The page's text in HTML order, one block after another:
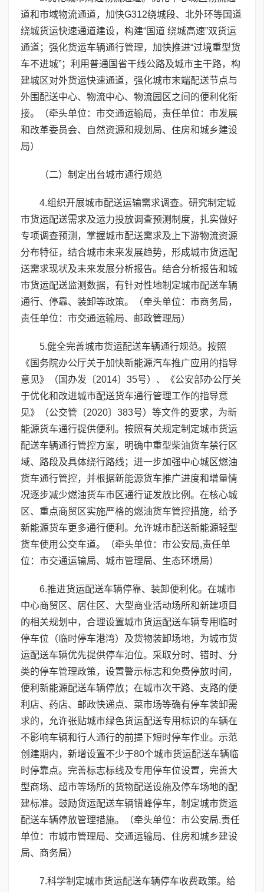
道和市域物流通道，加快G312绕城段、北外环等国道
绕城货运快速通道建设，构建“国道 绕城高速”双货运
通道；强化货运车辆通行管理，加快推进“过境重型货
车不进城”；利用普通国省干线公路及城市主干路，构
建城区对外货运快速通道，强化城市末端配送节点与
外围配送中心、物流中心、物流园区之间的便利化衔
接。（牵头单位：市交通运输局，责任单位：市发展
和改革委员会、自然资源和规划局、住房和城乡建设
局）
（二）制定出台城市通行规范
4.组织开展城市配送运输需求调查。研究制定城
市货运配送需求及运力投放调查预测制度，扎实做好
专项调查预测，掌握城市配送需求及上下游物流资源
分布特征，结合城市未来发展趋势，形成城市货运配
送需求现状及未来发展分析报告。结合分析报告和城
市货运配送监测数据，有针对性地制定城市配送车辆
通行、停靠、装卸等政策。（牵头单位：市商务局，
责任单位：市交通运输局、邮政管理局）
5.健全完善城市货运配送车辆通行规范。按照
《国务院办公厅关于加快新能源汽车推广应用的指导
意见》（国办发〔2014〕35号）、《公安部办公厅关
于优化和改进城市配送货车通行管理工作的指导意
见》（公交管〔2020〕383号）等文件的要求，为新
能源货车通行提供便利。按照有关规定制定城市货运
配送车辆通行管控方案，明确中重型柴油货车禁行区
域、路段及具体绕行路线；进一步加强中心城区燃油
货车通行管控，并根据新能源货车推广进度和增量情
况逐步减少燃油货车市区通行证发放比例。在核心城
区、重点商贸区实施严格的燃油货车管控措施，给予
新能源货车更多通行便利。允许城市配送新能源轻型
货车使用公交车道。（牵头单位：市公安局,责任单
位：市交通运输局、城市管理局、生态环境局）
6.推进货运配送车辆停靠、装卸便利化。在城市
中心商贸区、居住区、大型商业活动场所和新建项目
的相关规划中，合理设置城市货运配送车辆专用临时
停车位（临时停车港湾）及货物装卸场地，为城市货
运配送车辆优先提供停车泊位。采取分时、错时、分
类的停车管理政策，设置警示标志和免费停放时间，
便利新能源配送车辆停放；在城市次干路、支路的便
利店、药店、邮政快递点、菜市场等确有停车装卸需
求的，允许张贴城市绿色货运配送专用标识的车辆在
不影响车辆和行人通行的前提下短时停车作业。示范
创建期内，新增设置不少于80个城市货运配送车辆临
时停靠点。完善标志标线及专用停车位设置，完善大
型商场、超市等场所的货物配送设施及停车场地的配
建标准。鼓励货运配送车辆错峰停车，制定城市货运
配送车辆停放管理措施。（牵头单位：市公安局,责任
单位：市城市管理局、交通运输局、住房和城乡建设
局、商务局）
7.科学制定城市货运配送车辆停车收费政策。给